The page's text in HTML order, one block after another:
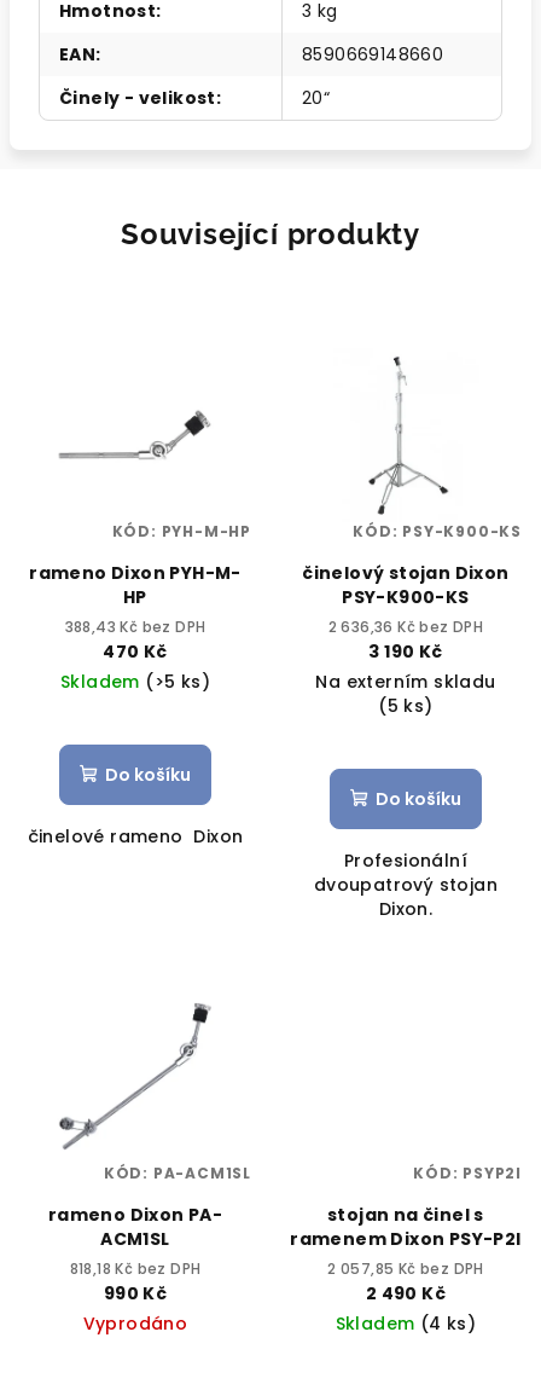
Hmotnost:
3 kg
EAN:
8590669148660
Činely - velikost: 20“
Související produkty
rameno Dixon PYH-M-
HP
388,43 Kč bez DPH
470 Kč
Skladem (>5 ks)
Do košíku
činelové rameno Dixon
KÓD: PYH-M-HP
činelový stojan Dixon
PSY-K900-KS
2 636,36 Kč bez DPH
3 190 Kč
Na externím skladu
(5 ks)
Do košíku
Profesionální
dvoupatrový stojan
Dixon.
KÓD: PSY-K900-KS
rameno Dixon PA-
ACM1SL
818,18 Kč bez DPH
990 Kč
Vyprodáno
KÓD: PA-ACM1SL
stojan na činel s
ramenem Dixon PSY-P2I
2 057,85 Kč bez DPH
2 490 Kč
Skladem (4 ks)
KÓD: PSYP2I